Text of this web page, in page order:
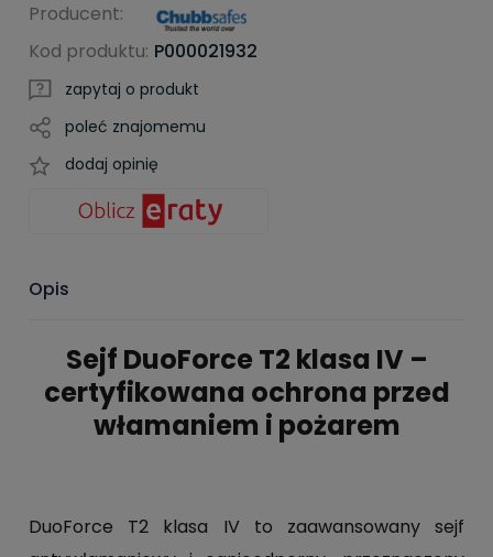
Producent:
Kod produktu: P000021932
zapytaj o produkt
poleć znajomemu
dodaj opinię
Opis
Sejf DuoForce T2 klasa IV –
certyfikowana ochrona przed
włamaniem i pożarem
DuoForce T2 klasa IV to zaawansowany sejf